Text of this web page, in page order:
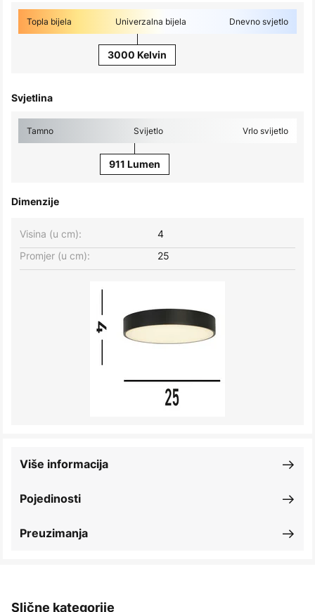
Topla bijela Univerzalna bijela Dnevno svjetlo
3000 Kelvin
Svjetlina
Tamno Svijetlo Vrlo svijetlo
911 Lumen
Dimenzije
Visina (u cm):
4
Promjer (u cm):
25
Pojedinosti
Više informacija
Preuzimanja
Slične kategorije